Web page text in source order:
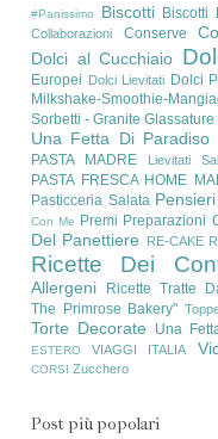
#Panissimo Biscotti Biscotti
Collaborazioni Conserve
Dolci al Cucchiaio
Europei Dolci Lievitati Dolci
Milkshake-Smoothie-
Sorbetti - Granite
Una Fetta Di Paradiso
PASTA MADRE
Lievitati
PASTA FRESCA HOME
Pasticceria Salata
Con Me Premi Preparazioni
Del Panettiere
RE-CAKE
Ricette Dei
Allergeni
Ricette Tratte
The Primrose Bakery"
Torte Decorate
Una
ESTERO
VIAGGI ITALIA
CORSI Zucchero
Post più popolari